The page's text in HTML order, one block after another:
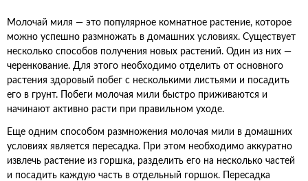
Молочай миля — это популярное комнатное растение, которое
можно успешно размножать в домашних условиях. Существует
несколько способов получения новых растений. Один из них —
черенкование. Для этого необходимо отделить от основного
растения здоровый побег с несколькими листьями и посадить
его в грунт. Побеги молочая мили быстро приживаются и
начинают активно расти при правильном уходе.
Еще одним способом размножения молочая мили в домашних
условиях является пересадка. При этом необходимо аккуратно
извлечь растение из горшка, разделить его на несколько частей
и посадить каждую часть в отдельный горшок. Пересадка